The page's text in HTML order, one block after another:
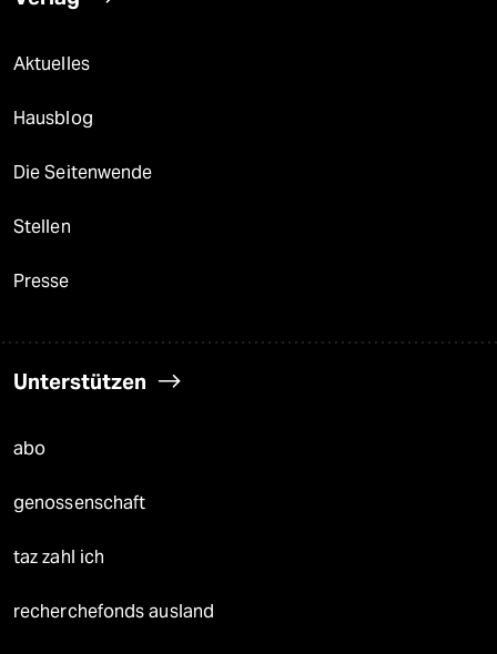
Aktuelles
Hausblog
Die Seitenwende
Stellen
Presse
Unterstützen
abo
genossenschaft
taz zahl ich
recherchefonds ausland